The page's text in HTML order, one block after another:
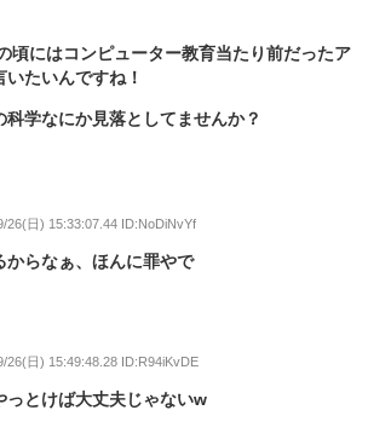
頃にはコンピューター教育当たり前だったア
いたいんですね！
科学なにか見落としてませんか？
26(日) 15:33:07.44 ID:NoDiNvYf
からなぁ、ほんに罪やで
26(日) 15:49:48.28 ID:R94iKvDE
っとけば大丈夫じゃないw